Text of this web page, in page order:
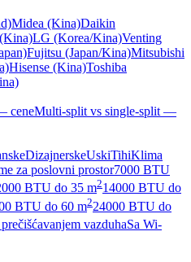
Midea (Kina)Daikin
(Kina)LG (Korea/Kina)Venting
Fujitsu (Japan/Kina)Mitsubishi
Hisense (Kina)Toshiba
ceneMulti-split vs single-split —
DizajnerskeUskiTihiKlima
za poslovni prostor7000 BTU
BTU do 35 m214000 BTU do
BTU do 60 m224000 BTU do
prečišćavanjem vazduhaSa Wi-